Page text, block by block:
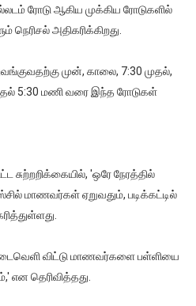
ரோடு ஆகிய முக்கிய ரோடுகளில்
அதிகரிக்கிறது.
முன், காலை, 7:30 முதல்,
5:30 மணி வரை இந்த ரோடுகள்
சுற்றறிக்கையில், 'ஒரே நேரத்தில்
மாணவர்கள் ஏறுவதும், படிக்கட்டில்
விட்டு மாணவர்களை பள்ளியை
என தெரிவித்தது.